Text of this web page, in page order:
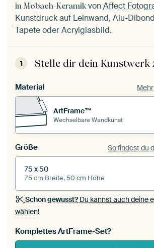
in Mobach-KeramikvonAffect
Kunstdruck auf Leinwand, Alu-
Tapete oder Acrylglasbild.
1 Stelle dir dein Kunstwerk
Material
ArtFrame™
Wechselbare Wandkunst
Größe So findest du
75 x 50
75 cm Breite, 50 cm Höhe
Schon gewusst?Du kannst auch deine
wählen!
Komplettes ArtFrame-Set?